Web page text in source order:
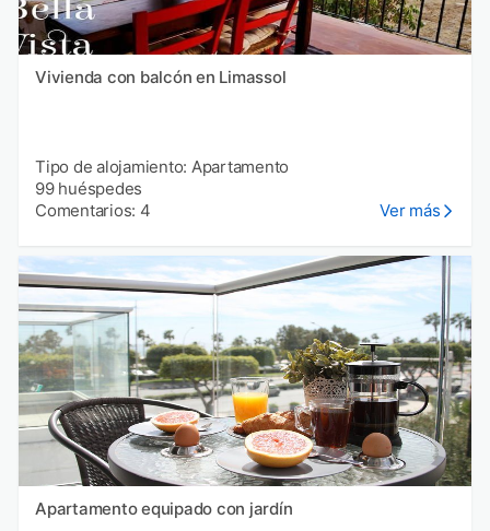
Vivienda con balcón en Limassol
Tipo de alojamiento: Apartamento
99 huéspedes
Comentarios: 4
Ver más
Apartamento equipado con jardín